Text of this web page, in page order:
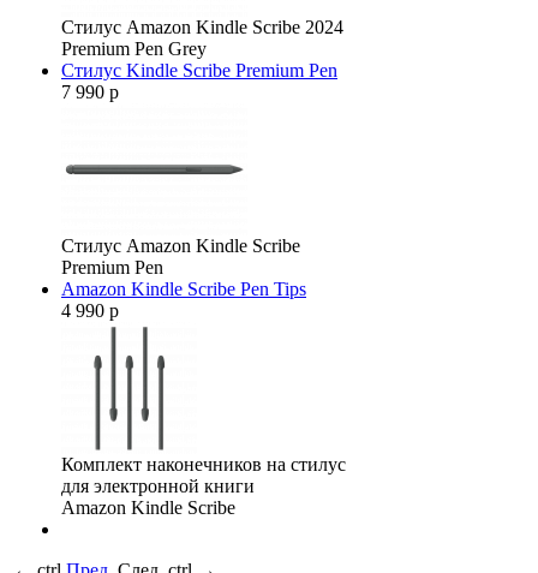
Стилус Amazon Kindle Scribe 2024
Premium Pen Grey
Стилус Kindle Scribe Premium Pen
7 990 р
Стилус Amazon Kindle Scribe
Premium Pen
Amazon Kindle Scribe Pen Tips
4 990 р
Комплект наконечников на стилус
для электронной книги
Amazon Kindle Scribe